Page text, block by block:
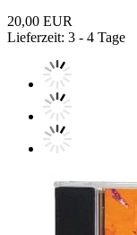
20,00 EUR
Lieferzeit: 3 - 4 Tage